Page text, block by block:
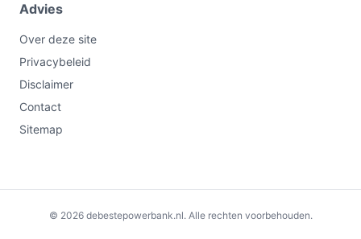
€69,95
Advies
Over deze site
Privacybeleid
Disclaimer
Contact
Sitemap
© 2026 debestepowerbank.nl. Alle rechten voorbehouden.